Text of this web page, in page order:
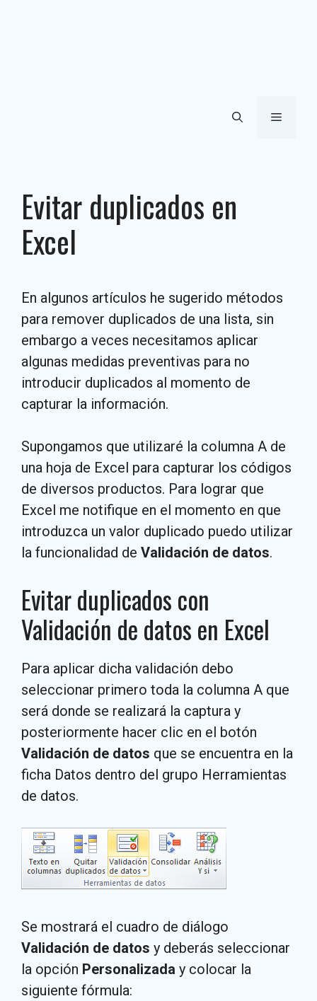
Menú
Evitar duplicados en
Excel
En algunos artículos he sugerido métodos
para remover duplicados de una lista, sin
embargo a veces necesitamos aplicar
algunas medidas preventivas para no
introducir duplicados al momento de
capturar la información.
Supongamos que utilizaré la columna A de
una hoja de Excel para capturar los códigos
de diversos productos. Para lograr que
Excel me notifique en el momento en que
introduzca un valor duplicado puedo utilizar
la funcionalidad de Validación de datos.
Evitar duplicados con
Validación de datos en Excel
Para aplicar dicha validación debo
seleccionar primero toda la columna A que
será donde se realizará la captura y
posteriormente hacer clic en el botón
Validación de datos que se encuentra en la
ficha Datos dentro del grupo Herramientas
de datos.
Se mostrará el cuadro de diálogo
Validación de datos y deberás seleccionar
la opción Personalizada y colocar la
siguiente fórmula: